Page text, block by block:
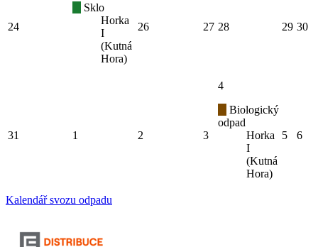
24
Sklo
Horka
I
(Kutná
Hora)
26 27 28 29 30
31 1 2 3
4
Biologický
odpad
Horka
I
(Kutná
Hora)
5 6
Kalendář svozu odpadu